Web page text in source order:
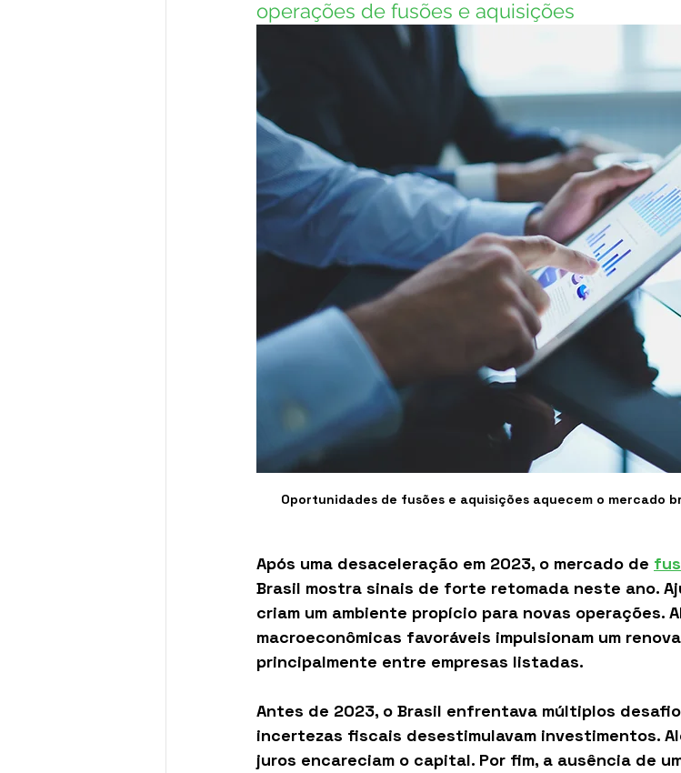
operações de fusões e aquisições
Oportunidades de fusões e aquisições aquecem o mercado
Após uma desaceleração em 2023, o mercado de
Brasil mostra sinais de forte retomada neste ano.
criam um ambiente propício para novas operações.
macroeconômicas favoráveis impulsionam um
principalmente entre empresas listadas.
Antes de 2023, o Brasil enfrentava múltiplos
incertezas fiscais desestimulavam investimentos.
juros encareciam o capital. Por fim, a ausência de